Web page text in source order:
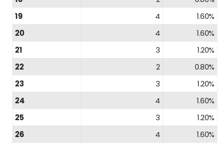
19
4
1.60%
20
4
1.60%
21
3
1.20%
22
2
0.80%
23
3
1.20%
24
4
1.60%
25
3
1.20%
26
4
1.60%